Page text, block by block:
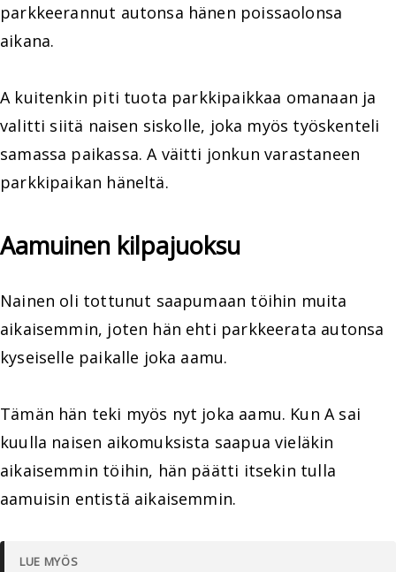
parkkeerannut autonsa hänen poissaolonsa
aikana.
A kuitenkin piti tuota parkkipaikkaa omanaan ja
valitti siitä naisen siskolle, joka myös työskenteli
samassa paikassa. A väitti jonkun varastaneen
parkkipaikan häneltä.
Aamuinen kilpajuoksu
Nainen oli tottunut saapumaan töihin muita
aikaisemmin, joten hän ehti parkkeerata autonsa
kyseiselle paikalle joka aamu.
Tämän hän teki myös nyt joka aamu. Kun A sai
kuulla naisen aikomuksista saapua vieläkin
aikaisemmin töihin, hän päätti itsekin tulla
aamuisin entistä aikaisemmin.
LUE MYÖS